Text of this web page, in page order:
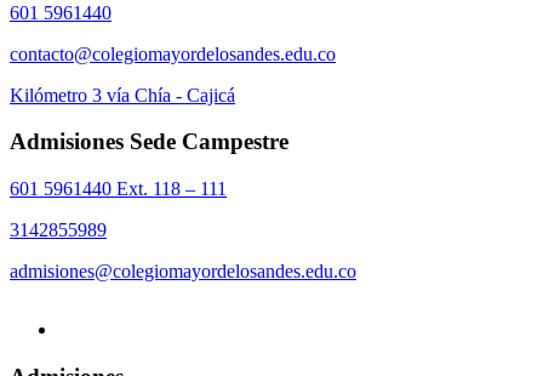
601 5961440
contacto@colegiomayordelosandes.edu.co
Kilómetro 3 vía Chía - Cajicá
Admisiones Sede Campestre
601 5961440 Ext. 118 – 111
3142855989
admisiones@colegiomayordelosandes.edu.co